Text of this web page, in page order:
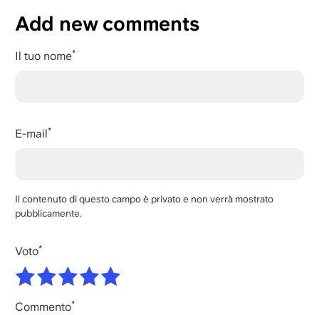
Add new comments
Il tuo nome
E-mail
Il contenuto di questo campo è privato e non verrà mostrato
pubblicamente.
Voto
Commento